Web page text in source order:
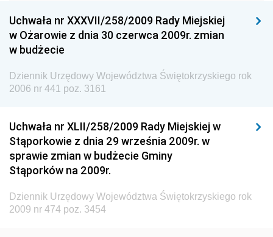
Dziennik Urzędowy Ministra Pracy i Polityki
Społecznej
Dziennik Urzędowy Urzędu Lotnictwa Cywilnego
Dziennik Urzędowy Ministerstwa Hutnictwa i
Przemysłu Maszynowego
Dziennik Urzędowy Ministerstwa Zdrowia i Opieki
Społecznej
Dziennik Urzędowy Ministerstwa Rolnictwa, Leśnictwa
i Gospodarki Żywnościowej
Uchwała nr XXXVII/258/2009 Rady Miejskiej
w Ożarowie z dnia 30 czerwca 2009r. zmian
w budżecie
Dziennik Urzędowy Województwa Świętokrzyskiego rok
2006 nr 441 poz. 3161
Uchwała nr XLII/258/2009 Rady Miejskiej w
Stąporkowie z dnia 29 września 2009r. w
sprawie zmian w budżecie Gminy
Stąporków na 2009r.
Dziennik Urzędowy Województwa Świętokrzyskiego rok
2009 nr 474 poz. 3454